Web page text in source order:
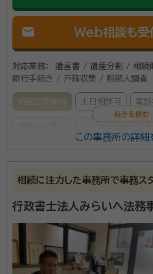
mail Web相談も受
対応業務：
遺言書 / 遺産分割 / 相続
銀行手続き / 戸籍収集 / 相続人調査
初回面談無料 土日相談可 電
山口勝司
行政書士
公開委員、行政審査委員
当事務所のモットーは「気持ちに
相続の事は法律知識はもちろん
人との心の通じ合いが何より大
この事務所の詳細
相続に注力した事務所で事務ス
行政書士法人みらいへ法務